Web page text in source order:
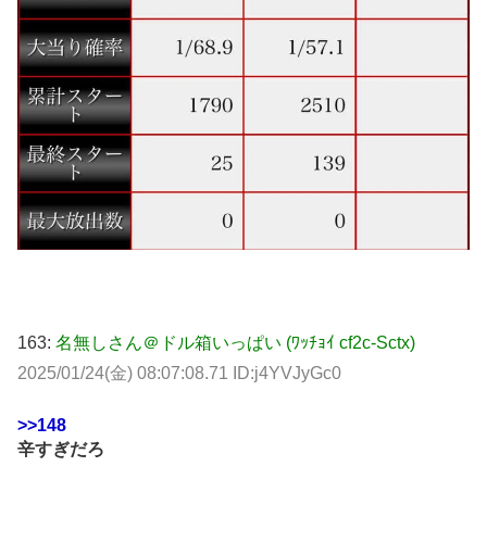
163: 名無しさん＠ドル箱いっぱい (ﾜｯﾁｮｲ cf2c-Sctx)
2025/01/24(金) 08:07:08.71 ID:j4YVJyGc0
>>148
辛すぎだろ